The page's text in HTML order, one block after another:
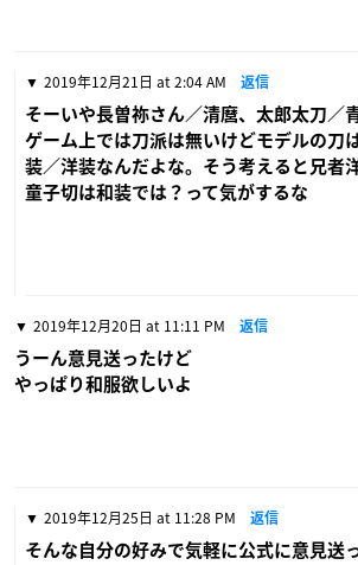
2019年12月21日 at 2:04 AM 返信
そーいや長曽祢さん／清麿、太郎太刀／
ゲーム上では刀派は無いけどモデルの刀
装／洋装なんだよな。そう考えると兄者
童子切は和装では？って気がするな
2019年12月20日 at 11:11 PM 返信
うーん意見送ったけど
やっぱり和服欲しいよ
2019年12月25日 at 11:28 PM 返信
そんな自分の好みで気軽に公式に意見送